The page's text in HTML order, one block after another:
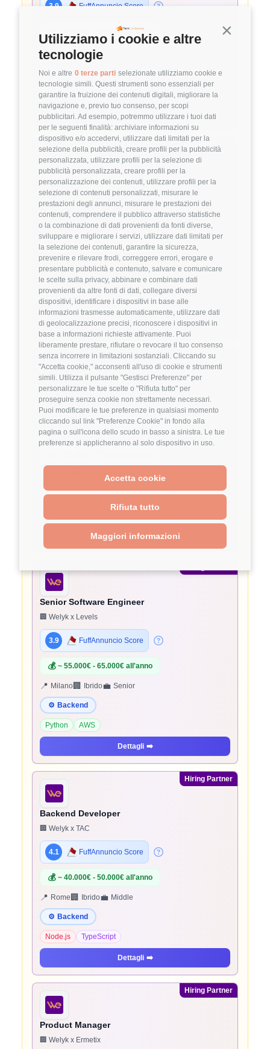
Continua
Utilizziamo i cookie e altre
tecnologie
Noi e altre 0 terze parti selezionate utilizziamo cookie e
tecnologie simili. Questi strumenti sono essenziali per
garantire la fruizione dei contenuti digitali, migliorare la
navigazione e, previo tuo consenso, per scopi
pubblicitari. Ad esempio, potremmo utilizzare i tuoi dati
per le seguenti finalità: archiviare informazioni su
dispositivo e/o accedervi, utilizzare dati limitati per la
selezione della pubblicità, creare profili per la pubblicità
personalizzata, utilizzare profili per la selezione di
pubblicità personalizzata, creare profili per la
personalizzazione dei contenuti, utilizzare profili per la
selezione di contenuti personalizzati, misurare le
prestazioni degli annunci, misurare le prestazioni dei
contenuti, comprendere il pubblico attraverso statistiche
o la combinazione di dati provenienti da fonti diverse,
sviluppare e migliorare i servizi, utilizzare dati limitati per
la selezione dei contenuti, garantire la sicurezza,
prevenire e rilevare frodi, correggere errori, erogare e
presentare pubblicità e contenuto, salvare e comunicare
le scelte sulla privacy, abbinare e combinare dati
provenienti da altre fonti di dati, collegare diversi
dispositivi, identificare i dispositivi in base alle
informazioni trasmesse automaticamente, utilizzare dati
di geolocalizzazione precisi, riconoscere i dispositivi in
base a informazioni richieste attivamente. Puoi
liberamente prestare, rifiutare o revocare il tuo consenso
senza incorrere in limitazioni sostanziali. Cliccando su
"Accetta cookie," acconsenti all'uso di cookie e strumenti
simili. Utilizza il pulsante "Gestisci Preferenze" per
personalizzare le tue scelte o "Rifiuta tutto" per
proseguire senza cookie non strettamente necessari.
Puoi modificare le tue preferenze in qualsiasi momento
cliccando sul link "Preferenze Cookie" in fondo alla
pagina o sull'icona dello scudo in basso a sinistra. Le tue
preferenze si applicheranno al solo dispositivo in uso.
Accetta cookie
Rifiuta tutto
Maggiori informazioni
3.9 FuffAnnuncio Score
~ 45.000€ - 45.000€ all'anno
📍 Pavia🏢 Ibrido💼
⚙️ Backend
AWS Solutions Architecture
Dettagli
Hiring Partner
Project Manager
🏢 Welyk x Hinto Group
3.9 FuffAnnuncio Score
💰 ~ 38.000€ - 42.000€ all'anno
🏢 Full-Remote💼 Middle/Senior
👔 Management
Project Management IT Consulting
Dettagli ➡️
Hiring Partner
Senior AI Engineer
🏢 Welyk x Talentware
3.9 FuffAnnuncio Score
💼 Senior
⚙️ Backend
Dettagli ➡️
Senior Software Engineer
🏢 Welyk x Levels
3.9 FuffAnnuncio Score
💰 ~ 55.000€ - 65.000€ all'anno
📍 Milano🏢 Ibrido💼 Senior
⚙️ Backend
Python AWS
Dettagli ➡️
Hiring Partner
Backend Developer
🏢 Welyk x TAC
4.1 FuffAnnuncio Score
💰 ~ 40.000€ - 50.000€ all'anno
📍 Rome 🏢 Ibrido💼 Middle
⚙️ Backend
Node.js TypeScript
Dettagli ➡️
Hiring Partner
Product Manager
🏢 Welyk x Ermetix